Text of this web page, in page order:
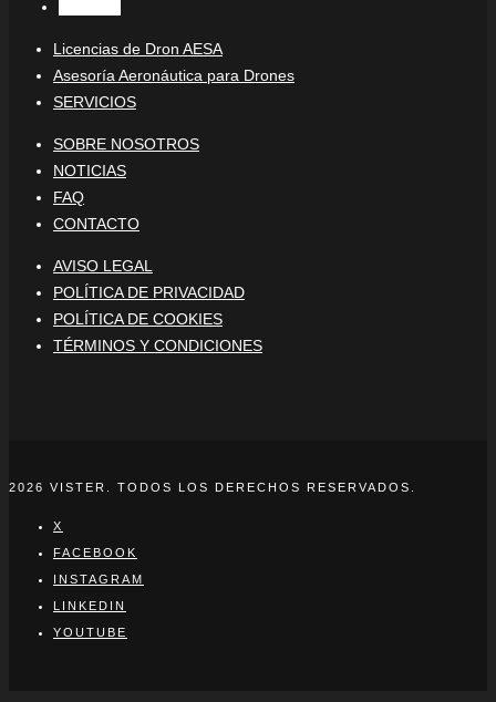
Licencias de Dron AESA
Asesoría Aeronáutica para Drones
SERVICIOS
SOBRE NOSOTROS
NOTICIAS
FAQ
CONTACTO
AVISO LEGAL
POLÍTICA DE PRIVACIDAD
POLÍTICA DE COOKIES
TÉRMINOS Y CONDICIONES
2026 VISTER. TODOS LOS DERECHOS RESERVADOS.
X
FACEBOOK
INSTAGRAM
LINKEDIN
YOUTUBE